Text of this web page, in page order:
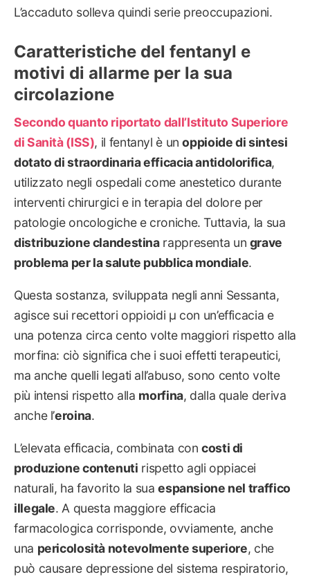
L’accaduto solleva quindi serie preoccupazioni.
Caratteristiche del fentanyl e
motivi di allarme per la sua
circolazione
Secondo quanto riportato dall’Istituto Superiore
di Sanità (ISS), il fentanyl è unoppioide di sintesi
dotato di straordinaria efficacia antidolorifica,
utilizzato negli ospedali come anestetico durante
interventi chirurgici e in terapia del dolore per
patologie oncologiche e croniche. Tuttavia, la sua
distribuzione clandestinarappresenta un grave
problema per la salute pubblica mondiale.
Questa sostanza, sviluppata negli anni Sessanta,
agisce sui recettori oppioidi μ con un’efficacia e
una potenza circa cento volte maggiori rispetto alla
morfina: ciò significa che i suoi effetti terapeutici,
ma anche quelli legati all’abuso, sono cento volte
più intensi rispetto alla morfina, dalla quale deriva
anche l’eroina.
L’elevata efficacia, combinata concosti di
produzione contenuti rispetto agli oppiacei
naturali, ha favorito la suaespansione nel traffico
illegale. A questa maggiore efficacia
farmacologica corrisponde, ovviamente, anche
una pericolosità notevolmente superiore, che
può causare depressione del sistema respiratorio,